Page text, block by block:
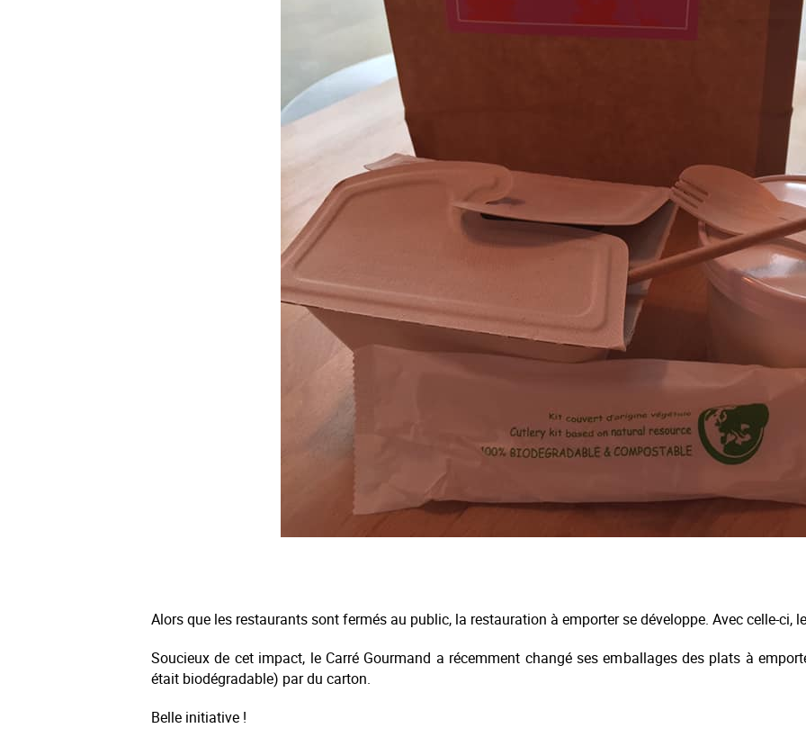
Alors que les restaurants sont fermés au public, la restauration à emporter se développe. Avec celle-ci,
Soucieux de cet impact, le Carré Gourmand a récemment changé ses emballages des plats à
était biodégradable) par du carton.
Belle initiative !